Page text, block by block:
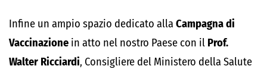
Infine un ampio spazio dedicato alla Campagna di
Vaccinazione in atto nel nostro Paese con il Prof.
Walter Ricciardi, Consigliere del Ministero della Salute